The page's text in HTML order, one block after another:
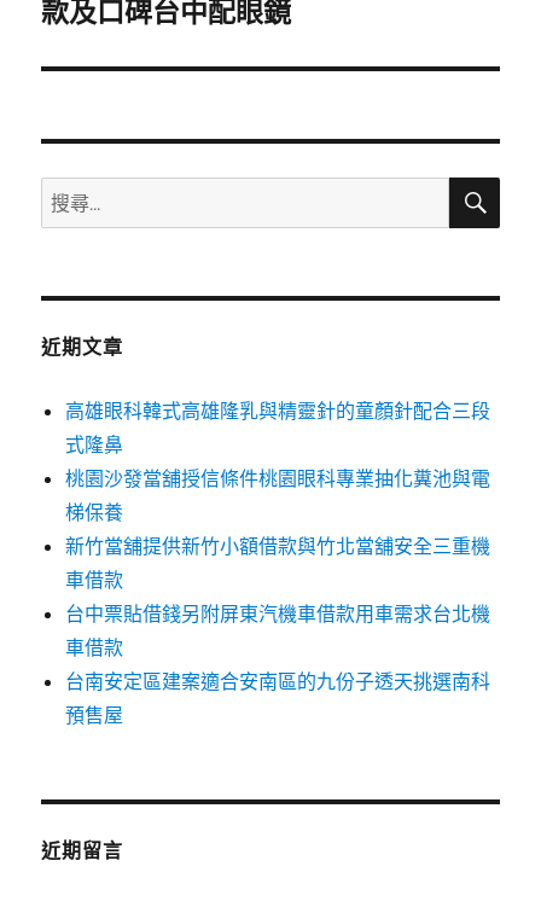
一
文
款及口碑台中配眼鏡
搜
尋
鍵
搜
近期文章
高雄眼科韓式高雄隆乳與精靈針的童顏針配合三段
式隆鼻
桃園沙發當舖授信條件桃園眼科專業抽化糞池與電
梯保養
新竹當舖提供新竹小額借款與竹北當舖安全三重機
車借款
台中票貼借錢另附屏東汽機車借款用車需求台北機
車借款
台南安定區建案適合安南區的九份子透天挑選南科
預售屋
近期留言